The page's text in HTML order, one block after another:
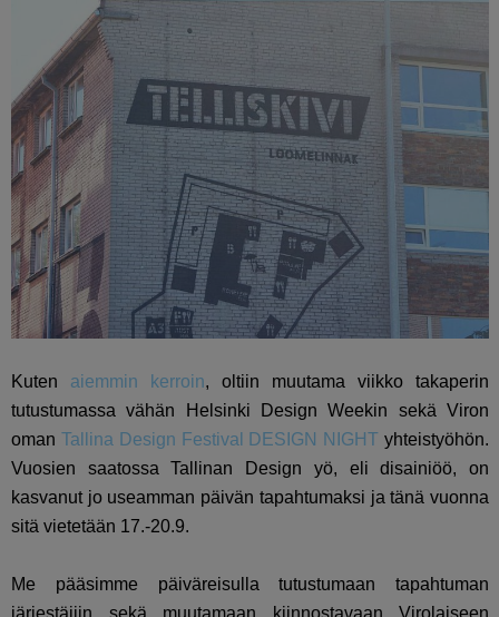
Kuten aiemmin kerroin, oltiin muutama viikko takaperin
tutustumassa vähän Helsinki Design Weekin sekä Viron
oman Tallina Design Festival DESIGN NIGHT yhteistyöhön.
Vuosien saatossa Tallinan Design yö, eli disainiöö, on
kasvanut jo useamman päivän tapahtumaksi ja tänä vuonna
sitä vietetään 17.-20.9.
Me pääsimme päiväreisulla tutustumaan tapahtuman
järjestäjiin sekä muutamaan kiinnostavaan Virolaiseen